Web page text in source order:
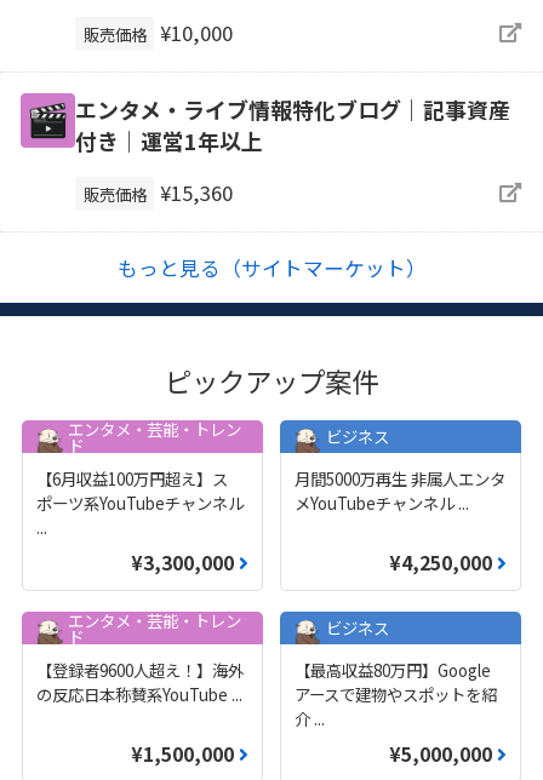
販売価格 ¥10,000
エンタメ・ライブ情報特化ブログ｜記事資産
付き｜運営1年以上
販売価格 ¥15,360
もっと見る（サイトマーケット）
ピックアップ案件
エンタメ・芸能・トレン
ド
【6月収益100万円超え】ス
ポーツ系YouTubeチャンネル
...
¥3,300,000
ビジネス
月間5000万再生 非属人エンタ
メYouTubeチャンネル...
¥4,250,000
エンタメ・芸能・トレン
ド
【登録者9600人超え！】海外
の反応日本称賛系YouTube ...
¥1,500,000
ビジネス
【最高収益80万円】Google
アースで建物やスポットを紹
介 ...
¥5,000,000